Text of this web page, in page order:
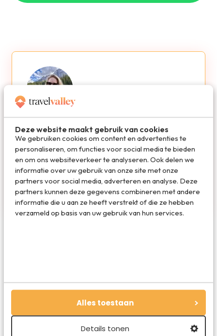
Deze website maakt gebruik van cookies
We gebruiken cookies om content en advertenties te
personaliseren, om functies voor social media te bieden
en om ons websiteverkeer te analyseren. Ook delen we
informatie over uw gebruik van onze site met onze
partners voor social media, adverteren en analyse. Deze
partners kunnen deze gegevens combineren met andere
informatie die u aan ze heeft verstrekt of die ze hebben
verzameld op basis van uw gebruik van hun services.
Alles toestaan
Details tonen
Marloes de Hooge
Marloes is oprichter en hoofdredacteur van
Travelvalley. Ze schreef de succesvolle
reisboeken Bucketlist Reizen, Bucketlist
Stedentrips en Waanzinnige Roadtrips. Ze is gek
op schrijven, reizen en hardlopen.
Vakantie 2026: de beste
vakanties en aanbiedingen